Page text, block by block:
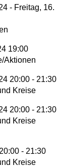
- Freitag, 16.
19:00
20:00 - 21:30
Kreise
20:00 - 21:30
Kreise
- 21:30
Kreise